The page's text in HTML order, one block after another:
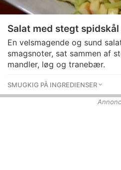
Salat med stegt
En velsmagende og sund
smagsnoter, sat sammen af
mandler, løg og tranebær.
SMUGKIG PÅ INGREDIENSER